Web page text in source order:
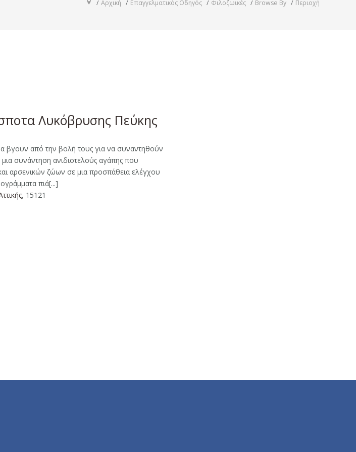
Αρχική Επαγγελματικός Οδηγός Φιλοζωικές Browse By Περιοχή
Λυκόβρυσης Πεύκης
βγουν από την βολή τους για να συναντηθούν
συνάντηση ανιδιοτελούς αγάπης που
αρσενικών ζώων σε μια προσπάθεια ελέγχου
πιά[...]
, 15121